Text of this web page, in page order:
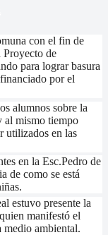
con el fin de
Proyecto de
para lograr basura
por el
alumnos sobre la
al mismo tiempo
utilizados en las
en la Esc.Pedro de
de como se está
estuvo presente la
manifestó el
ambiental.